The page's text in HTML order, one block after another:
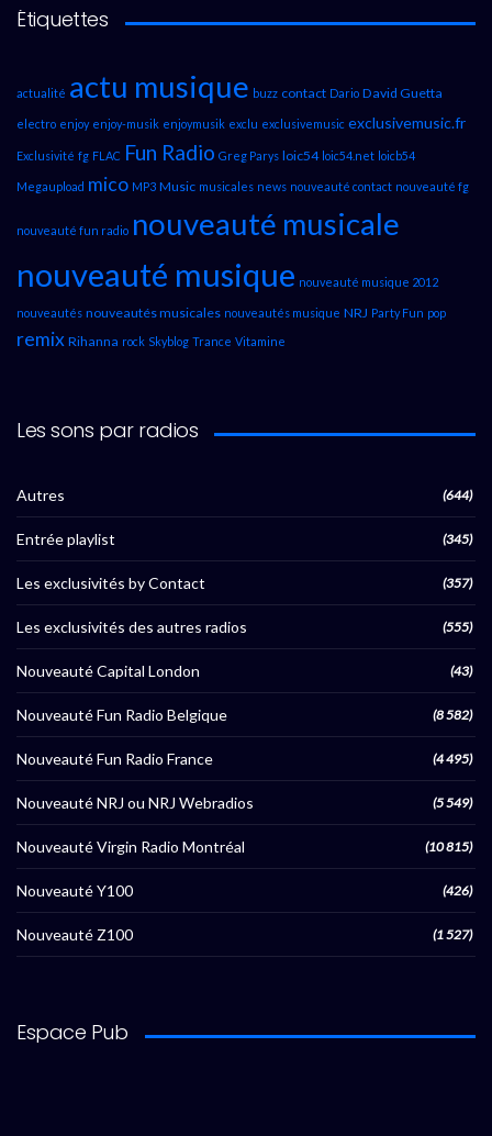
Étiquettes
actualité actu musique buzz contact Dario David Guetta
electro enjoy enjoy-musik enjoymusik exclu exclusivemusic exclusivemusic.fr
Exclusivité fg FLAC Fun Radio Greg Parys loic54 loic54.net loicb54
Megaupload mico MP3 Music musicales news nouveauté contact nouveauté fg
nouveauté fun radio nouveauté musicale
nouveauté musique nouveauté musique 2012
nouveautés nouveautés musicales nouveautés musique NRJ Party Fun pop
remix Rihanna rock Skyblog Trance Vitamine
Les sons par radios
Autres (644)
Entrée playlist (345)
Les exclusivités by Contact (357)
Les exclusivités des autres radios (555)
Nouveauté Capital London (43)
Nouveauté Fun Radio Belgique (8 582)
Nouveauté Fun Radio France (4 495)
Nouveauté NRJ ou NRJ Webradios (5 549)
Nouveauté Virgin Radio Montréal (10 815)
Nouveauté Y100 (426)
Nouveauté Z100 (1 527)
Espace Pub